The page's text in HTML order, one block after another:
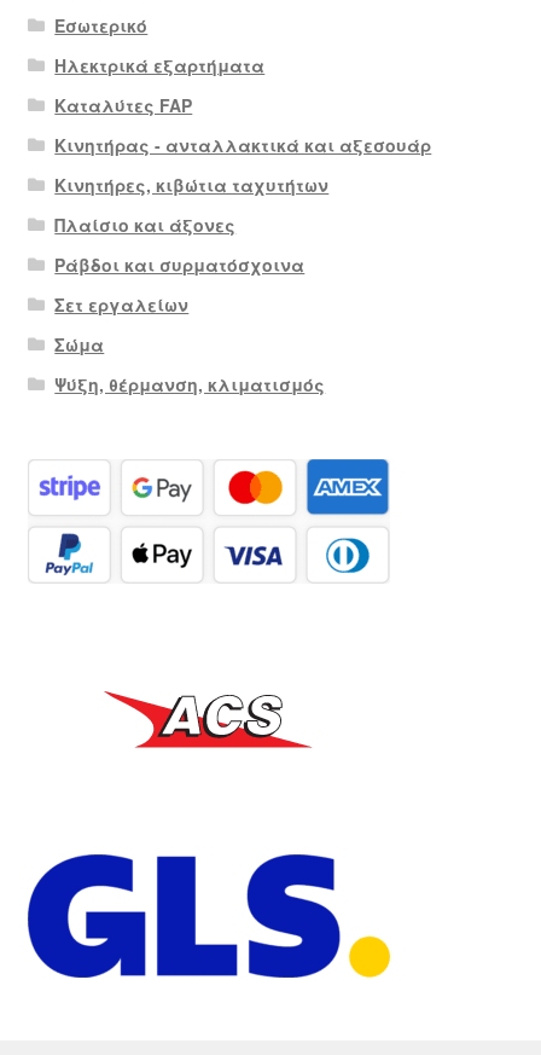
Εσωτερικό
Ηλεκτρικά εξαρτήματα
Καταλύτες FAP
Κινητήρας - ανταλλακτικά και αξεσουάρ
Κινητήρες, κιβώτια ταχυτήτων
Πλαίσιο και άξονες
Ράβδοι και συρματόσχοινα
Σετ εργαλείων
Σώμα
Ψύξη, θέρμανση, κλιματισμός